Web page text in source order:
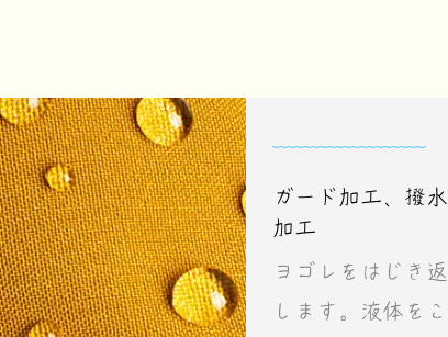
ガード加工、撥水
加工
ヨゴレをはじき返
します。液体をこ